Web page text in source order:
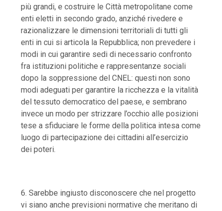
più grandi, e costruire le Città metropolitane come
enti eletti in secondo grado, anziché rivedere e
razionalizzare le dimensioni territoriali di tutti gli
enti in cui si articola la Repubblica; non prevedere i
modi in cui garantire sedi di necessario confronto
fra istituzioni politiche e rappresentanze sociali
dopo la soppressione del CNEL: questi non sono
modi adeguati per garantire la ricchezza e la vitalità
del tessuto democratico del paese, e sembrano
invece un modo per strizzare l’occhio alle posizioni
tese a sfiduciare le forme della politica intesa come
luogo di partecipazione dei cittadini all’esercizio
dei poteri.
6. Sarebbe ingiusto disconoscere che nel progetto
vi siano anche previsioni normative che meritano di